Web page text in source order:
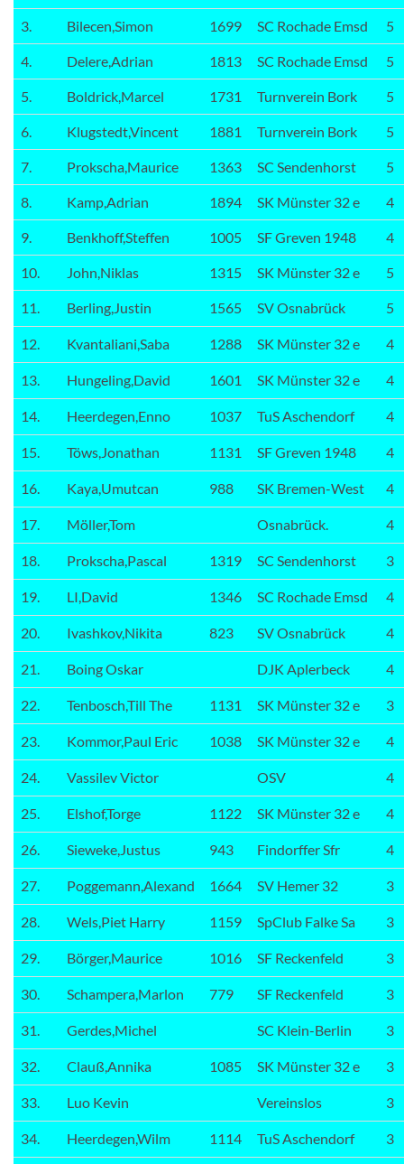
3. Bilecen,Simon 1699 SC Rochade Emsd 5
4. Delere,Adrian 1813 SC Rochade Emsd 5
5. Boldrick,Marcel 1731 Turnverein Bork 5
6. Klugstedt,Vincent 1881 Turnverein Bork 5
7. Prokscha,Maurice 1363 SC Sendenhorst 5
8. Kamp,Adrian 1894 SK Münster 32 e 4
9. Benkhoff,Steffen 1005 SF Greven 1948 4
10. John,Niklas 1315 SK Münster 32 e 5
11. Berling,Justin 1565 SV Osnabrück 5
12. Kvantaliani,Saba 1288 SK Münster 32 e 4
13. Hungeling,David 1601 SK Münster 32 e 4
14. Heerdegen,Enno 1037 TuS Aschendorf 4
15. Töws,Jonathan 1131 SF Greven 1948 4
16. Kaya,Umutcan 988 SK Bremen-West 4
17. Möller,Tom Osnabrück. 4
18. Prokscha,Pascal 1319 SC Sendenhorst 3
19. LI,David 1346 SC Rochade Emsd 4
20. Ivashkov,Nikita 823 SV Osnabrück 4
21. Boing Oskar DJK Aplerbeck 4
22. Tenbosch,Till The 1131 SK Münster 32 e 3
23. Kommor,Paul Eric 1038 SK Münster 32 e 4
24. Vassilev Victor OSV 4
25. Elshof,Torge 1122 SK Münster 32 e 4
26. Sieweke,Justus 943 Findorffer Sfr 4
27. Poggemann,Alexand 1664 SV Hemer 32 3
28. Wels,Piet Harry 1159 SpClub Falke Sa 3
29. Börger,Maurice 1016 SF Reckenfeld 3
30. Schampera,Marlon 779 SF Reckenfeld 3
31. Gerdes,Michel SC Klein-Berlin 3
32. Clauß,Annika 1085 SK Münster 32 e 3
33. Luo Kevin Vereinslos 3
34. Heerdegen,Wilm 1114 TuS Aschendorf 3